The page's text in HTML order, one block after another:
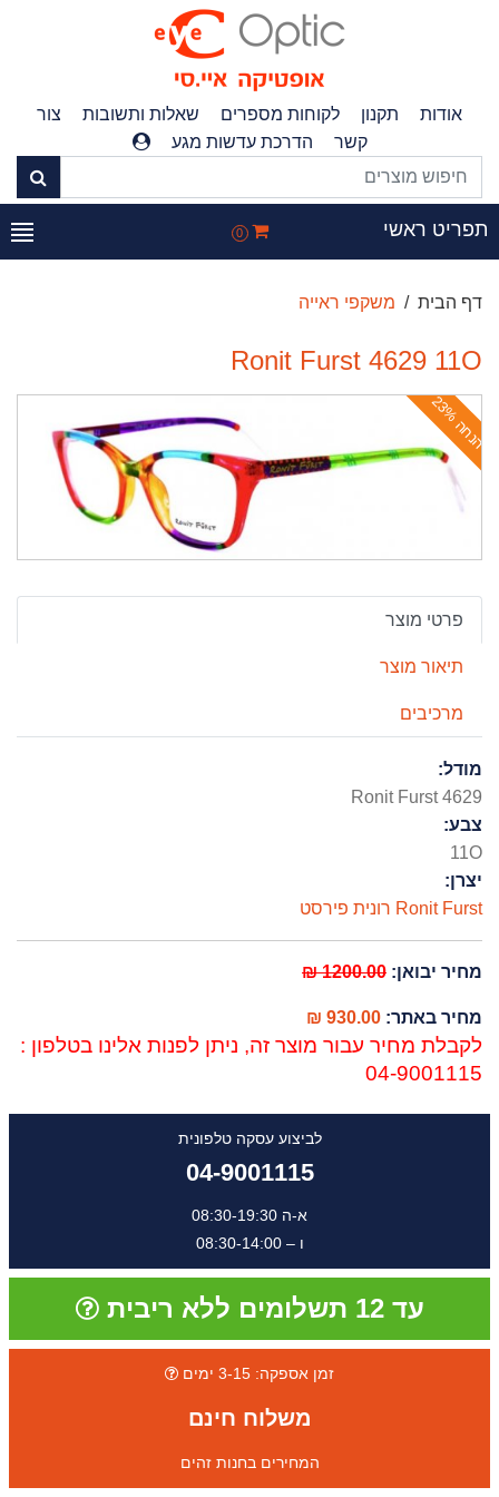
אודות תקנון לקוחות מספרים שאלות ותשובות
צור
קשר
הדרכת עדשות מגע
ראשי 0
דף הבית משקפי ראייה
Ronit Furst 4629 11O
ה
נ
ח
ה
2
3
פרטי מוצר
תיאור מוצר
מרכיבים
מודל:
Ronit Furst 4629
צבע:
11O
יצרן:
Ronit Furst רונית פירסט
מחיר יבואן:1200.00 ₪
מחיר באתר:930.00 ₪
לקבלת מחיר עבור מוצר זה, ניתן לפנות אלינו בטלפון :
04-9001115
לביצוע עסקה טלפונית
04-9001115
א-ה 08:30-19:30
ו – 08:30-14:00
עד 12 תשלומים ללא ריבית
זמן אספקה: 3-15 ימים
משלוח חינם
המחירים בחנות זהים